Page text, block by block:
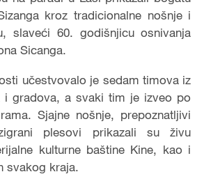
kroz tradicionalne nošnje i
slaveći 60. godišnjicu osnivanja
Sicanga.
učestvovalo je sedam timova iz
i gradova, a svaki tim je izveo po
Sjajne nošnje, prepoznatljivi
plesovi prikazali su živu
kulturne baštine Kine, kao i
svakog kraja.